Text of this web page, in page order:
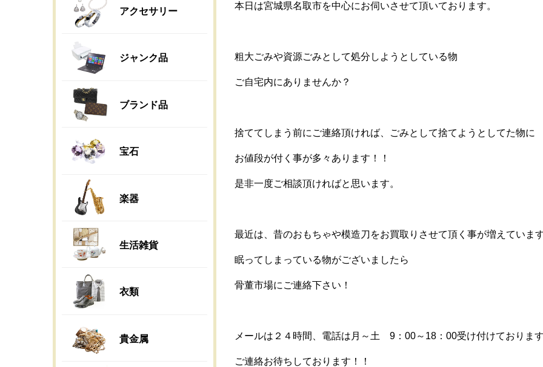
アクセサリー
ジャンク品
ブランド品
宝石
楽器
生活雑貨
衣類
貴金属
本日は宮城県名取市を中心にお伺いさせて頂いております。
粗大ごみや資源ごみとして処分しようとしている物
ご自宅内にありませんか？
捨ててしまう前にご連絡頂ければ、ごみとして捨てようとしてた物に
お値段が付く事が多々あります！！
是非一度ご相談頂ければと思います。
最近は、昔のおもちゃや模造刀をお買取りさせて頂く事が増えていま
眠ってしまっている物がございましたら
骨董市場にご連絡下さい！
メールは２４時間、電話は月～土 9：00～18：00受け付けておりま
ご連絡お待ちしております！！